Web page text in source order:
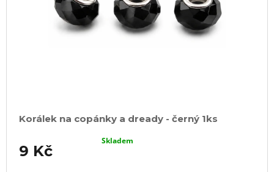
Korálek na copánky a dready - černý 1ks
9 Kč
Skladem